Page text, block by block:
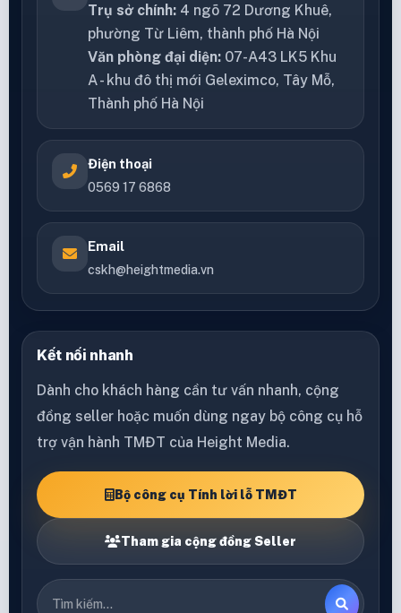
Trụ sở chính: 4 ngõ 72 Dương Khuê,
phường Từ Liêm, thành phố Hà Nội
Văn phòng đại diện: 07-A43 LK5 Khu
A - khu đô thị mới Geleximco, Tây Mỗ,
Thành phố Hà Nội
Điện thoại
0569 17 6868
Email
cskh@heightmedia.vn
Kết nối nhanh
Dành cho khách hàng cần tư vấn nhanh, cộng
đồng seller hoặc muốn dùng ngay bộ công cụ hỗ
trợ vận hành TMĐT của Height Media.
Bộ công cụ Tính lời lỗ TMĐT
Tham gia cộng đồng Seller